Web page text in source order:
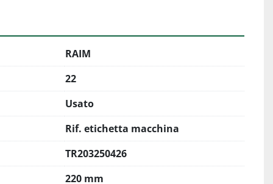
RAIM
22
Usato
Rif. etichetta macchina
TR203250426
220 mm